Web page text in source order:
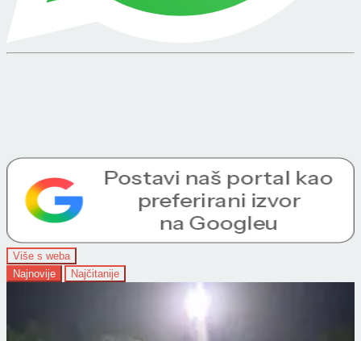
Više s weba
Najnovije
Najčitanije